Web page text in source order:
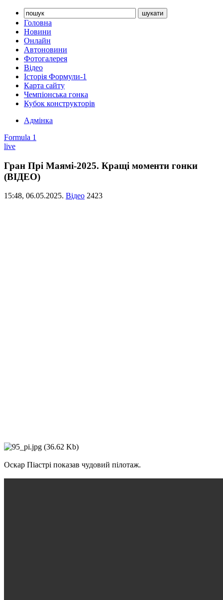
Головна
Новини
Онлайн
Автоновини
Фотогалерея
Відео
Історія Формули-1
Карта сайту
Чемпіонська гонка
Кубок конструкторів
Адмінка
Formula 1
live
Гран Прі Маямі-2025. Кращі моменти гонки
(ВІДЕО)
15:48, 06.05.2025. Відео 2423
Оскар Піастрі показав чудовий пілотаж.